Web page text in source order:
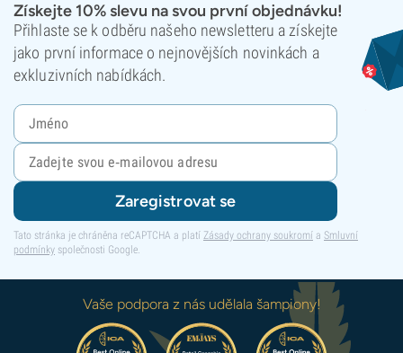
Získejte 10% slevu na svou první objednávku!
Přihlaste se k odběru našeho newsletteru a získejte
jako první informace o nejnovějších novinkách a
exkluzivních nabídkách.
Zaregistrovat se
Tato stránka je chráněna reCAPTCHA a platí Zásady ochrany soukromí a Smluvní
podmínky společnosti Google.
Vaše podpora z nás udělala šampiony!